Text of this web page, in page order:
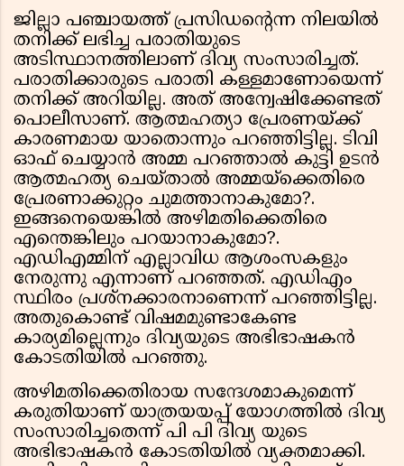
ജില്ലാ പഞ്ചായത്ത് പ്രസിഡൻ്റെന്ന നിലയിൽ
തനിക്ക് ലഭിച്ച പരാതിയുടെ
അടിസ്ഥാനത്തിലാണ് ദിവ്യ സംസാരിച്ചത്.
പരാതിക്കാരുടെ പരാതി കള്ളമാണോയെന്ന്
തനിക്ക് അറിയില്ല. അത് അന്വേഷിക്കേണ്ടത്
പൊലീസാണ്. ആത്മഹത്യാ പ്രേരണയ്ക്ക്
കാരണമായ യാതൊന്നും പറഞ്ഞിട്ടില്ല. ടിവി
ഓഫ് ചെയ്യാന്‍ അമ്മ പറഞ്ഞാല്‍ കുട്ടി ഉടന്‍
ആത്മഹത്യ ചെയ്താല്‍ അമ്മയ്‌ക്കെതിരെ
പ്രേരണാക്കുറ്റം ചുമത്താനാകുമോ?.
ഇങ്ങനെയെങ്കില്‍ അഴിമതിക്കെതിരെ
എന്തെങ്കിലും പറയാനാകുമോ?.
എഡിഎമ്മിന് എല്ലാവിധ ആശംസകളും
നേരുന്നു എന്നാണ് പറഞ്ഞത്. എഡിഎം
സ്ഥിരം പ്രശ്‌നക്കാരനാണെന്ന് പറഞ്ഞിട്ടില്ല.
അതുകൊണ്ട് വിഷമമുണ്ടാകേണ്ട
കാര്യമില്ലെന്നും ദിവ്യയുടെ അഭിഭാഷകൻ
കോടതിയില്‍ പറഞ്ഞു.
അഴിമതിക്കെതിരായ സന്ദേശമാകുമെന്ന്
കരുതിയാണ് യാത്രയയപ്പ് യോഗത്തില്‍ ദിവ്യ
സംസാരിച്ചതെന്ന് പി പി ദിവ്യ യുടെ
അഭിഭാഷകൻ കോടതിയില്‍ വ്യക്തമാക്കി.